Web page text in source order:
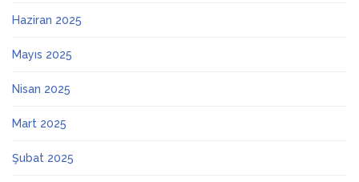
Haziran 2025
Mayıs 2025
Nisan 2025
Mart 2025
Şubat 2025